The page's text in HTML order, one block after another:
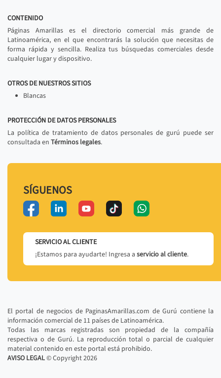
CONTENIDO
Páginas Amarillas es el directorio comercial más grande de
Latinoamérica, en el que encontrarás la solución que necesitas de
forma rápida y sencilla. Realiza tus búsquedas comerciales desde
cualquier lugar y dispositivo.
OTROS DE NUESTROS SITIOS
Blancas
PROTECCIÓN DE DATOS PERSONALES
La política de tratamiento de datos personales de gurú puede ser
consultada en Términos legales.
SÍGUENOS
SERVICIO AL CLIENTE
¡Estamos para ayudarte! Ingresa a servicio al cliente.
El portal de negocios de PaginasAmarillas.com de Gurú contiene la
información comercial de 11 países de Latinoamérica.
Todas las marcas registradas son propiedad de la compañía
respectiva o de Gurú. La reproducción total o parcial de cualquier
material contenido en este portal está prohibido.
AVISO LEGAL© Copyright2026